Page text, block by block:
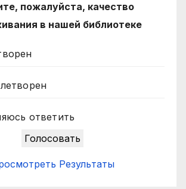
пожалуйста, качество
в нашей библиотеке
ответить
Результаты